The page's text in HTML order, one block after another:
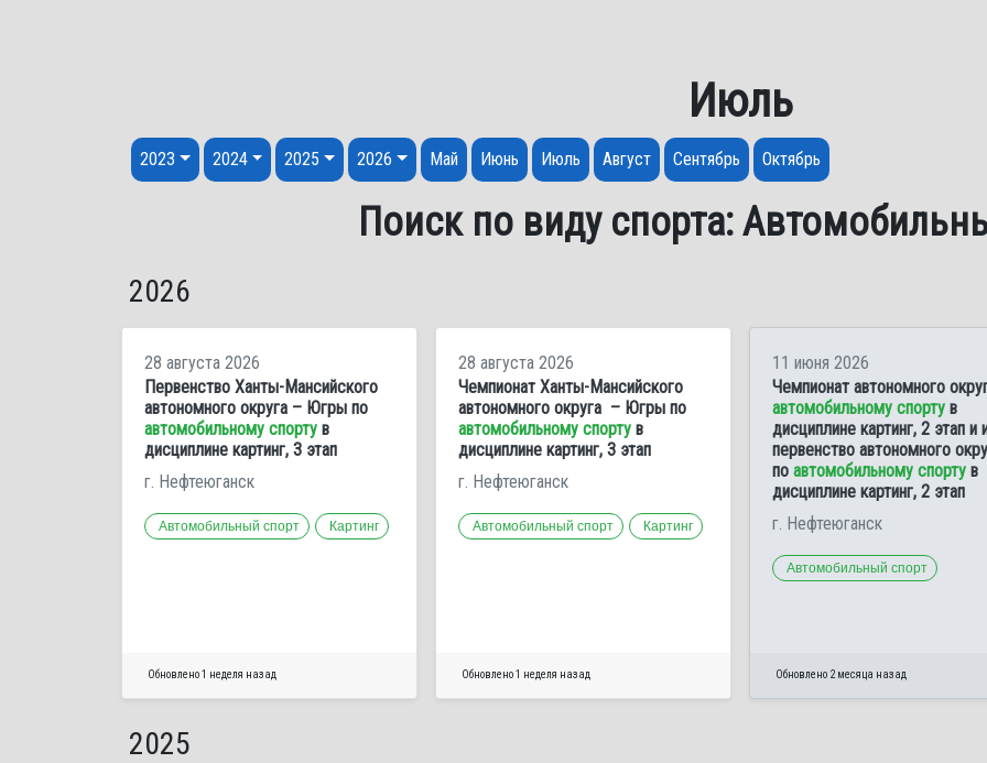
Июль
Перейти к содержанию
2023 2024 2025 2026 Май Июнь Июль Август Сентябрь Октябрь
Поиск по виду спорта:
2026
28 августа 2026
Первенство Ханты-Мансийского
автономного округа – Югры по
автомобильному спорту в
дисциплине картинг, 3 этап
г. Нефтеюганск
Автомобильный спорт Картинг
Обновлено 1 неделя назад
28 августа 2026
Чемпионат Ханты-Мансийского
автономного округа – Югры по
автомобильному спорту в
дисциплине картинг, 3 этап
г. Нефтеюганск
Автомобильный спорт Картинг
Обновлено 1 неделя назад
11 июня 2026
Чемпионат автономного
автомобильному спорту в
дисциплине картинг, 2 этап и
первенство автономного
по автомобильному спорту в
дисциплине картинг, 2 этап
г. Нефтеюганск
Автомобильный спорт
Обновлено 2 месяца назад
2025